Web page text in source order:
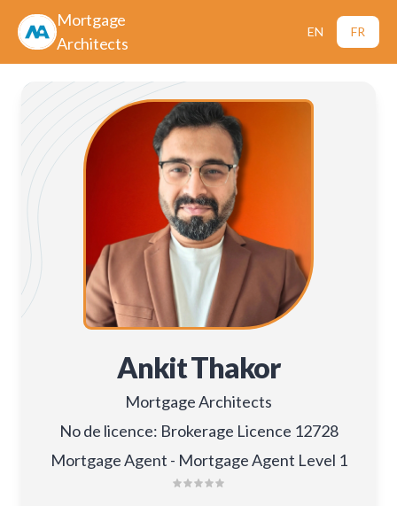
Mortgage
Architects
EN FR
Ankit Thakor
Mortgage Architects
No de licence: Brokerage Licence 12728
Mortgage Agent - Mortgage Agent Level 1